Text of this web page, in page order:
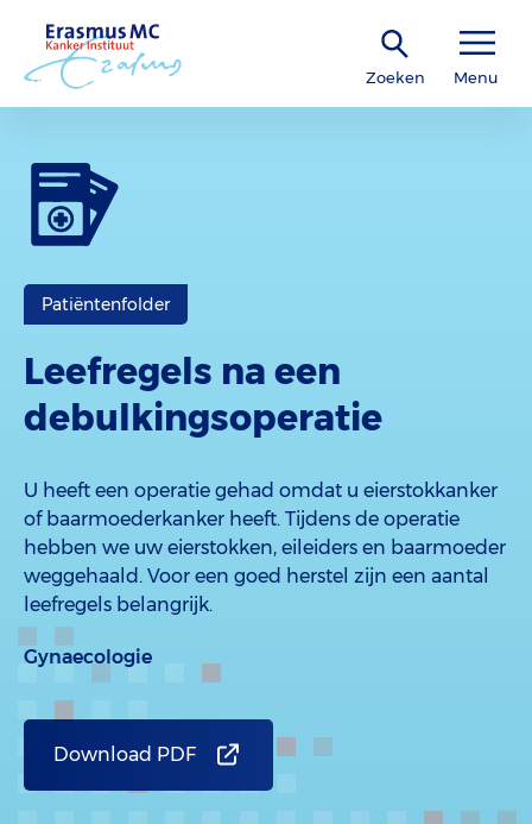
Zoeken Menu
Patiëntenfolder
Leefregels na een
debulkingsoperatie
U heeft een operatie gehad omdat u eierstokkanker
of baarmoederkanker heeft. Tijdens de operatie
hebben we uw eierstokken, eileiders en baarmoeder
weggehaald. Voor een goed herstel zijn een aantal
leefregels belangrijk.
Gynaecologie
Download PDF